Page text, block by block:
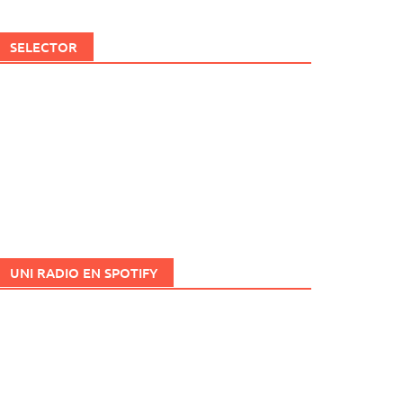
SELECTOR
UNI RADIO EN SPOTIFY